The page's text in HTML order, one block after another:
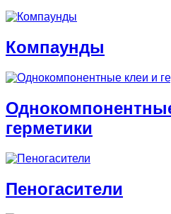
Компаунды
герметики
Пеногасители